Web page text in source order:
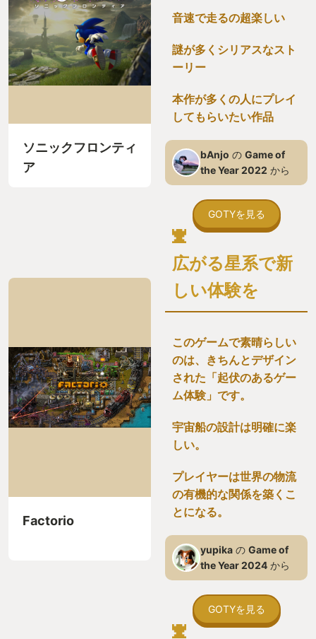
ソニックフロンティ
ア
音速で走るの超楽しい
謎が多くシリアスなスト
ーリー
本作が多くの人にプレイ
してもらいたい作品
bAnjo の Game of
the Year 2022 から
GOTYを見る
Factorio
広がる星系で新
しい体験を
このゲームで素晴らしい
のは、きちんとデザイン
された「起伏のあるゲー
ム体験」です。
宇宙船の設計は明確に楽
しい。
プレイヤーは世界の物流
の有機的な関係を築くこ
とになる。
yupika の Game of
the Year 2024 から
GOTYを見る